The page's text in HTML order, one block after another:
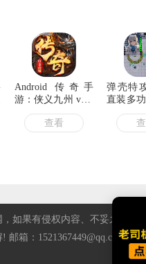
Android 传奇手
游：侠义九州 v1.0
直装超级加速
查看
弹壳特
直装多功
助 v5.18
如果有侵权内容、不妥之处，
邮箱：1521367449@qq.com 纸